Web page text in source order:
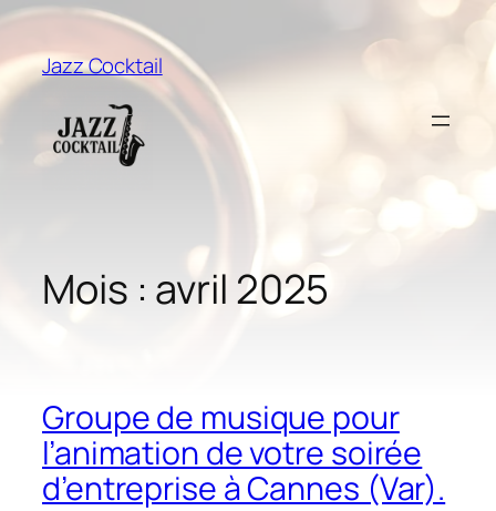
Aller
au
contenu
Jazz Cocktail
Mois : avril 2025
Groupe de musique pour
l’animation de votre soirée
d’entreprise à Cannes (Var).